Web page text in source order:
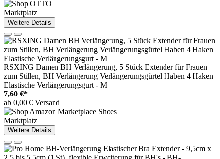
Marktplatz
Weitere Details
RSXING Damen BH Verlängerung, 5 Stück Extender für Frauen
zum Stillen, BH Verlängerung Verlängerungsgürtel Haben 4 Haken
Elastische Verlängerungsgurt - M
7,60 €*
ab 0,00 € Versand
Marktplatz
Weitere Details